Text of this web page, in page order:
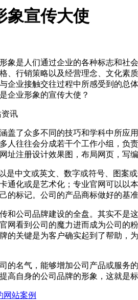
象宣传大使
象是人们通过企业的各种标志和社
、行销策略以及经营理念、文化
企业接触交往过程中所感受到的
是企业形象的宣传大使？
盖了众多不同的技巧和学科中所
人往往会分成若干个工作小组，负
址注册设计效果图，布局网页，写编
是中文或英文、数字或符号、图案
通化或是艺术化；专业官网可以
的标记。公司的产品商标做好的基
和公司品牌建设的全盘。其实不
网看到公司的魔力进而成为公司
的关键是为客户确实起到了帮助
的名气，能够增加公司产品或服
提高自身的公司品牌的形象，这就是
网站案例